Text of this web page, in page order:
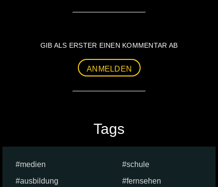
GIB ALS ERSTER EINEN KOMMENTAR AB
ANMELDEN
Tags
medien
schule
ausbildung
fernsehen